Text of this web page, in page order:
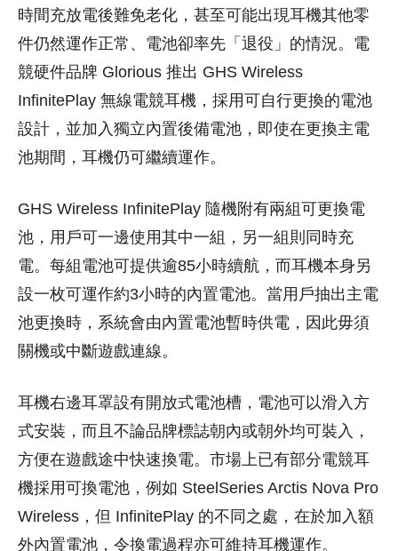
時間充放電後難免老化，甚至可能出現耳機其他零
件仍然運作正常、電池卻率先「退役」的情況。電
競硬件品牌 Glorious 推出 GHS Wireless
InfinitePlay 無線電競耳機，採用可自行更換的電池
設計，並加入獨立內置後備電池，即使在更換主電
池期間，耳機仍可繼續運作。
GHS Wireless InfinitePlay 隨機附有兩組可更換電
池，用戶可一邊使用其中一組，另一組則同時充
電。每組電池可提供逾85小時續航，而耳機本身另
設一枚可運作約3小時的內置電池。當用戶抽出主電
池更換時，系統會由內置電池暫時供電，因此毋須
關機或中斷遊戲連線。
耳機右邊耳罩設有開放式電池槽，電池可以滑入方
式安裝，而且不論品牌標誌朝內或朝外均可裝入，
方便在遊戲途中快速換電。市場上已有部分電競耳
機採用可換電池，例如 SteelSeries Arctis Nova Pro
Wireless，但 InfinitePlay 的不同之處，在於加入額
外內置電池，令換電過程亦可維持耳機運作。